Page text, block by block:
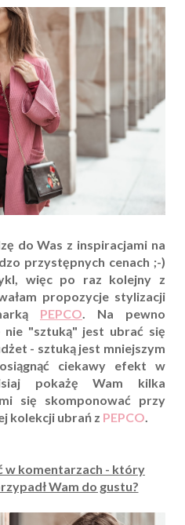
do Was z inspiracjami na
przystępnych cenach ;-)
więc po raz kolejny z
propozycje stylizacji
PEPCO. Na pewno
nie "sztuką" jest ubrać się
- sztuką jest mniejszym
ciekawy efekt w
pokażę Wam kilka
się skomponować przy
kolekcji ubrań z PEPCO.
w komentarzach - który
Wam do gustu?